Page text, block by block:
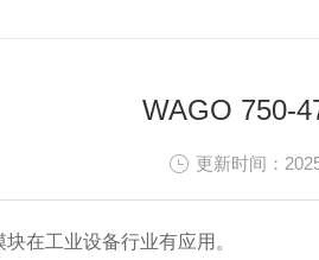
WAGO 750-
更新时间：
在工业设备行业有应用。